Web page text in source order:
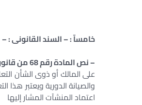
خامسآ : – السند القانونى : –
– نص المادة رقم 68 من قانون البناء الموحد رقم 119 لسنة 2008 والتى نصت على : –
على المالك أو ذوى الشأن
والصيانة الدورية ويعتبر هذا
اعتماد المنشآت المشار إليها